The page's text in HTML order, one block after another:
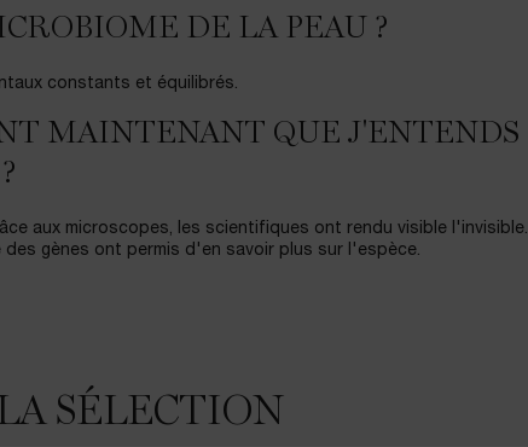
DE LA PEAU ?
constants et équilibrés.
MAINTENANT QUE J'ENTENDS
aux microscopes, les scientifiques ont rendu visible l'invisible.
gènes ont permis d'en savoir plus sur l'espèce.
SÉLECTION